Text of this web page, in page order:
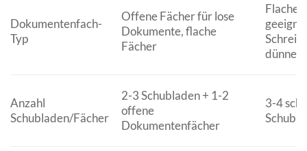
Dokumentenfach-
Typ
Offene Fächer für lose
Dokumente, flache
Fächer
Flache
dünne
Anzahl
Schubladen/Fächer
2-3 Schubladen + 1-2
offene
Dokumentenfächer
3-4